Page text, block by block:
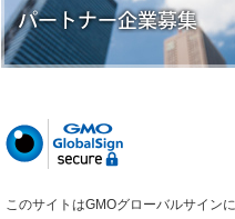
このサイトはGMOグローバルサイン